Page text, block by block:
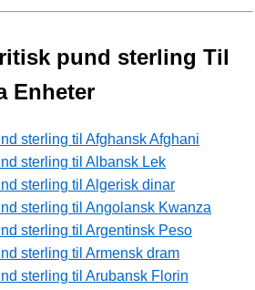
pund sterling Til
Enheter
sterling til Afghansk Afghani
sterling til Albansk Lek
sterling til Algerisk dinar
sterling til Angolansk Kwanza
sterling til Argentinsk Peso
sterling til Armensk dram
sterling til Arubansk Florin